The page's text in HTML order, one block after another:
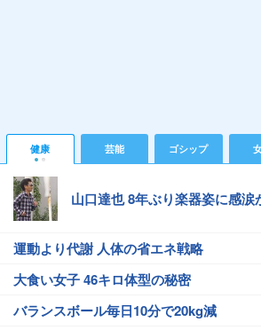
健康 芸能 ゴシップ
山口達也 8年ぶり楽器姿に感涙
運動より代謝 人体の省エネ戦略
大食い女子 46キロ体型の秘密
バランスボール毎日10分で20kg減